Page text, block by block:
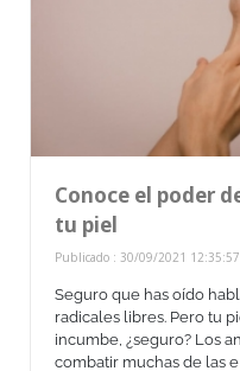
Conoce el poder
tu piel
Publicado : 30/09/2021
Seguro que has oído
radicales libres. Pero tu
incumbe, ¿seguro? Los
combatir muchas de las e